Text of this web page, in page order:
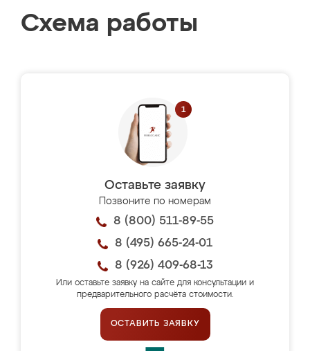
Схема работы
Оставьте заявку
Позвоните по номерам
8 (800) 511-89-55
8 (495) 665-24-01
8 (926) 409-68-13
Или оставьте заявку на сайте для консультации и
предварительного расчёта стоимости.
ОСТАВИТЬ ЗАЯВКУ